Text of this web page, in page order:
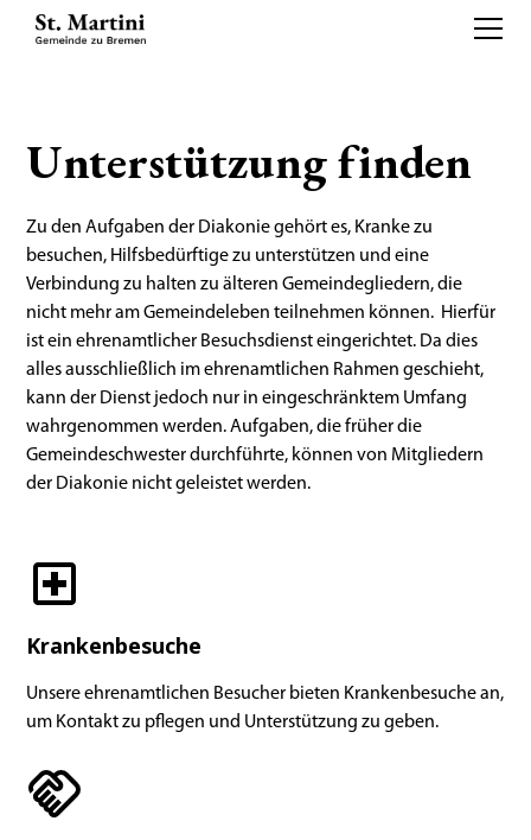
Unterstützung finden
Zu den Aufgaben der Diakonie gehört es, Kranke zu
besuchen, Hilfsbedürftige zu unterstützen und eine
Verbindung zu halten zu älteren Gemeindegliedern, die
nicht mehr am Gemeindeleben teilnehmen können. Hierfür
ist ein ehrenamtlicher Besuchsdienst eingerichtet. Da dies
alles ausschließlich im ehrenamtlichen Rahmen geschieht,
kann der Dienst jedoch nur in eingeschränktem Umfang
wahrgenommen werden. Aufgaben, die früher die
Gemeindeschwester durchführte, können von Mitgliedern
der Diakonie nicht geleistet werden.
Krankenbesuche
Unsere ehrenamtlichen Besucher bieten Krankenbesuche an,
um Kontakt zu pflegen und Unterstützung zu geben.